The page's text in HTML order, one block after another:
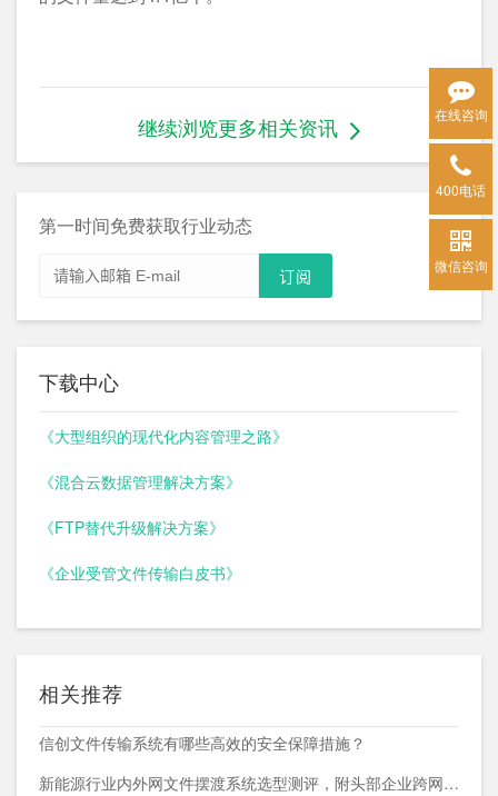
继续浏览更多相关资讯
第一时间免费获取行业动态
下载中心
《大型组织的现代化内容管理之路》
《混合云数据管理解决方案》
《FTP替代升级解决方案》
《企业受管文件传输白皮书》
相关推荐
信创文件传输系统有哪些高效的安全保障措施？
新能源行业内外网文件摆渡系统选型测评，附头部企业跨网部署案例
在线咨询
400电话
微信咨询